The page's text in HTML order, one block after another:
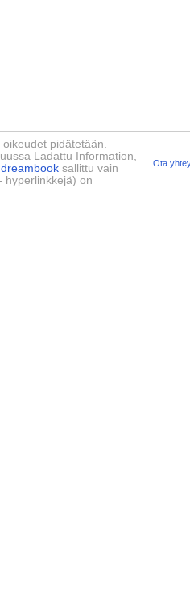
oikeudet pidätetään.
Ladattu Information,
dreambook sallittu vain
hyperlinkkejä) on
Ota